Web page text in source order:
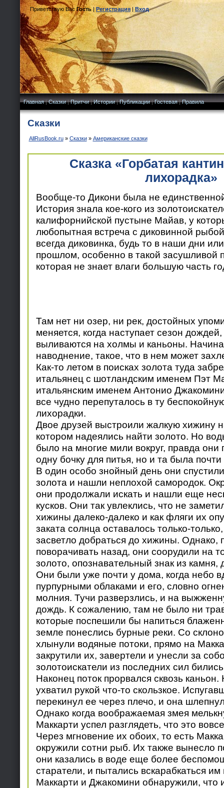
Приветствую Вас Гость|Регистрация|Вход
Главная|Сказки|Притчи|Истории|Публикации|Гостевая|Правила
Сказки
AllRusBook.ru» Сказки» Американские сказки
Сказка «Горбатая
лихорадка»
Вообще-то Дикони была не
История знала кое-кого из
калифорнийской пустыне Майав, у
любопытная встреча с диковинной
всегда диковинка, будь то в наши дни
прошлом, особенно в такой засушливой
которая не знает влаги большую часть
Там нет ни озер, ни рек, достойных
меняется, когда наступает сезон
выливаются на холмы и каньоны.
наводнение, такое, что в нем может
Как-то летом в поисках золота туда
итальянец с шотландским именем Пэт
итальянским именем Антонио
все чудно перепуталось в ту
лихорадки.
Двое друзей выстроили жалкую хижину
котором надеялись найти золото. Но
было на многие мили вокруг, правда они
одну бочку для питья, но и та была
В один особо знойный день они
золота и нашли неплохой самородок.
они продолжали искать и нашли еще
кусков. Они так увлеклись, что не
хижины далеко-далеко и как фляги их
заката солнца оставалось только-
засветло добраться до хижины. Однако,
поворачивать назад, они соорудили на
золото, опознавательный знак из камня,
Они были уже почти у дома, когда небо
пурпурными облаками и его, словно
молния. Тучи разверзлись, и на
дождь. К сожалению, там не было ни
которые поспешили бы напиться
земле понеслись бурные реки. Со
хлынули водяные потоки, прямо на
закрутили их, завертели и унесли за
золотоискатели из последних сил
Наконец поток прорвался сквозь
ухватил рукой что-то скользкое.
перекинул ее через плечо, и она
Однако когда воображаемая змея
Маккарти успел разглядеть, что это
Через мгновение их обоих, то есть
окружили сотни рыб. Их также вынесло
они казались в воде еще более
старатели, и пытались вскарабкаться им
Маккарти и Джакомини обнаружили, что